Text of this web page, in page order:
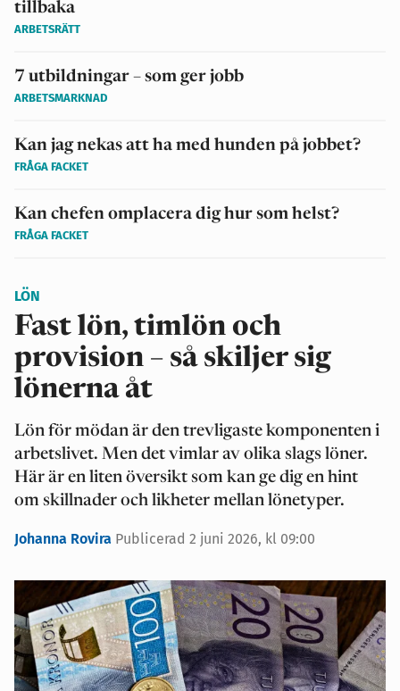
tillbaka
ARBETSRÄTT
7 utbildningar – som ger jobb
ARBETSMARKNAD
Kan jag nekas att ha med hunden på jobbet?
FRÅGA FACKET
Kan chefen omplacera dig hur som helst?
FRÅGA FACKET
LÖN
Fast lön, timlön och
provision – så skiljer sig
lönerna åt
Lön för mödan är den trevligaste komponenten i
arbetslivet. Men det vimlar av olika slags löner.
Här är en liten översikt som kan ge dig en hint
om skillnader och likheter mellan lönetyper.
Johanna Rovira Publicerad 2 juni 2026, kl 09:00